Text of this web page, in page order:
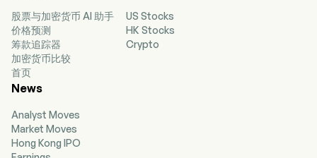
股票与加密货币 AI 助手
价格预测
筹款追踪器
加密货币比较
首页
US Stocks
HK Stocks
Crypto
News
Analyst Moves
Market Moves
Hong Kong IPO